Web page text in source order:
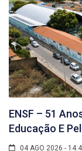
ENSF – 51
Educação E
04 AGO 2026 -